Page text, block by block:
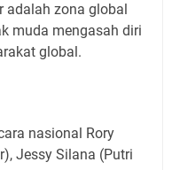
adalah zona global
muda mengasah diri
global.
nasional Rory
Jessy Silana (Putri